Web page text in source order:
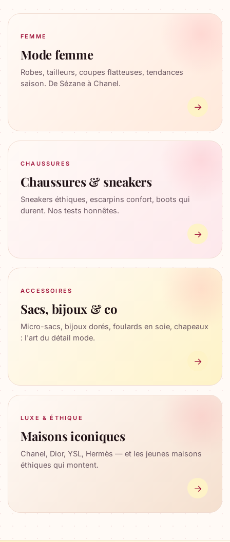
FEMME
Mode femme
Robes, tailleurs, coupes flatteuses, tendances
saison. De Sézane à Chanel.
→
CHAUSSURES
Chaussures & sneakers
Sneakers éthiques, escarpins confort, boots qui
durent. Nos tests honnêtes.
→
ACCESSOIRES
Sacs, bijoux & co
Micro-sacs, bijoux dorés, foulards en soie, chapeaux
: l'art du détail mode.
→
LUXE & ÉTHIQUE
Maisons iconiques
Chanel, Dior, YSL, Hermès — et les jeunes maisons
éthiques qui montent.
→